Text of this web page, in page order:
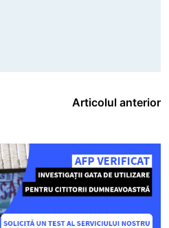
Articolul anterior